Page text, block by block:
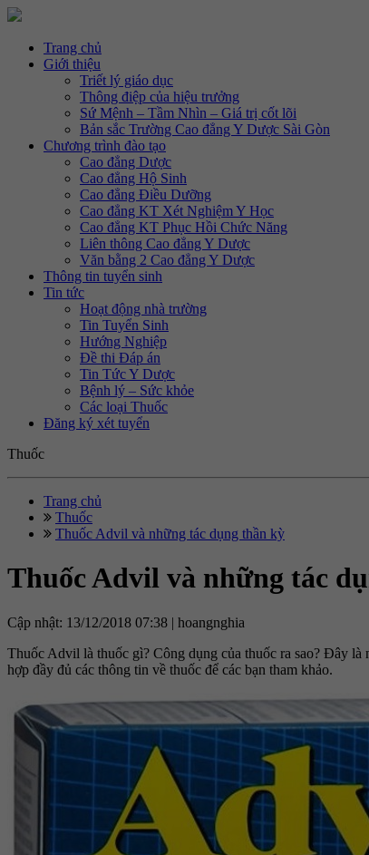
Trang chủ
Giới thiệu
Triết lý giáo dục
Thông điệp của hiệu trưởng
Sứ Mệnh – Tầm Nhìn – Giá trị cốt lõi
Bản sắc Trường Cao đẳng Y Dược Sài Gòn
Chương trình đào tạo
Cao đẳng Dược
Cao đẳng Hộ Sinh
Cao đẳng Điều Dưỡng
Cao đẳng KT Xét Nghiệm Y Học
Cao đẳng KT Phục Hồi Chức Năng
Liên thông Cao đẳng Y Dược
Văn bằng 2 Cao đẳng Y Dược
Thông tin tuyển sinh
Tin tức
Hoạt động nhà trường
Tin Tuyển Sinh
Hướng Nghiệp
Đề thi Đáp án
Tin Tức Y Dược
Bệnh lý – Sức khỏe
Các loại Thuốc
Đăng ký xét tuyển
Thuốc
Trang chủ
Thuốc
Thuốc Advil và những tác dụng thần kỳ
Thuốc Advil và những tác
Cập nhật: 13/12/2018 07:38 | hoangnghia
Thuốc Advil là thuốc gì? Công dụng của thuốc ra sao? Đây
hợp đầy đủ các thông tin về thuốc để các bạn tham khảo.